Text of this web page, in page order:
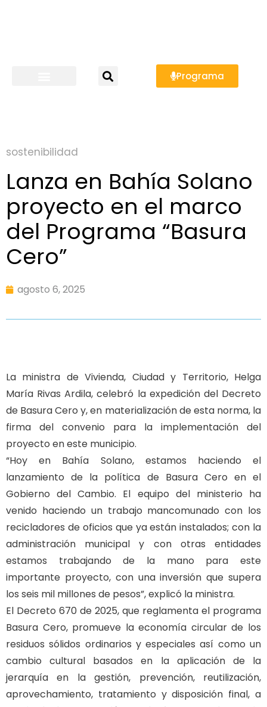
Programa
sostenibilidad
Lanza en Bahía Solano
proyecto en el marco
del Programa “Basura
Cero”
agosto 6, 2025
La ministra de Vivienda, Ciudad y Territorio, Helga
María Rivas Ardila, celebró la expedición del Decreto
de Basura Cero y, en materialización de esta norma, la
firma del convenio para la implementación del
proyecto en este municipio.
“Hoy en Bahía Solano, estamos haciendo el
lanzamiento de la política de Basura Cero en el
Gobierno del Cambio. El equipo del ministerio ha
venido haciendo un trabajo mancomunado con los
recicladores de oficios que ya están instalados; con la
administración municipal y con otras entidades
estamos trabajando de la mano para este
importante proyecto, con una inversión que supera
los seis mil millones de pesos”, explicó la ministra.
El Decreto 670 de 2025, que reglamenta el programa
Basura Cero, promueve la economía circular de los
residuos sólidos ordinarios y especiales así como un
cambio cultural basados en la aplicación de la
jerarquía en la gestión, prevención, reutilización,
aprovechamiento, tratamiento y disposición final, a